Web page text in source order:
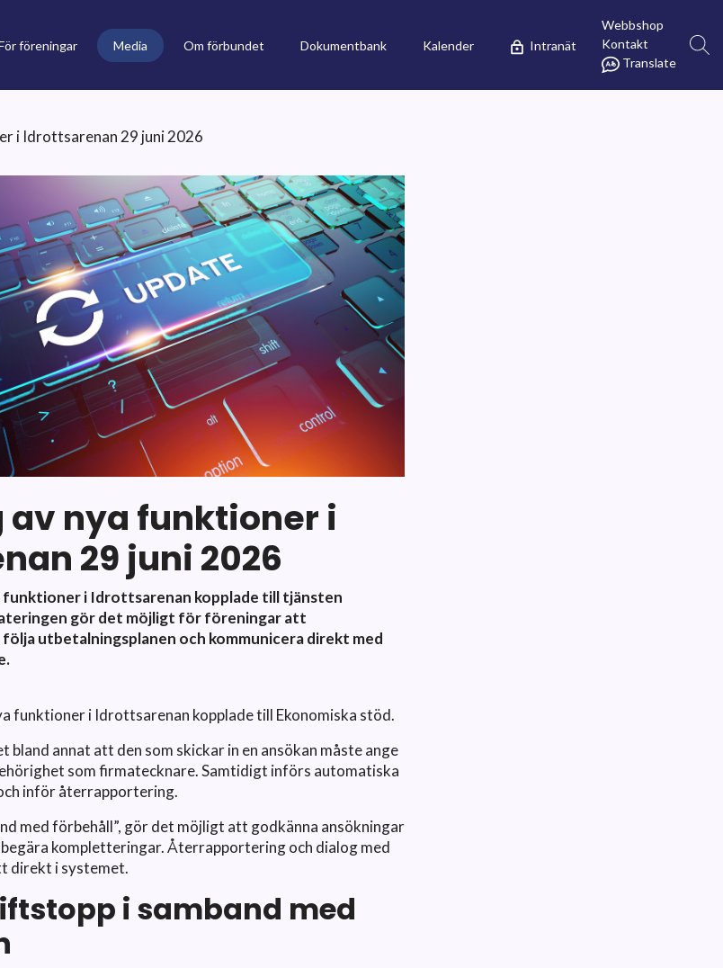
föreningar Media Om förbundet Dokumentbank Kalender Intranät
Webbshop
Kontakt
Translate
i Idrottsarenan 29 juni 2026
av nya funktioner i
29 juni 2026
funktioner i Idrottsarenan kopplade till tjänsten
gör det möjligt för föreningar att
utbetalningsplanen och kommunicera direkt med
funktioner i Idrottsarenan kopplade till Ekonomiska stöd.
bland annat att den som skickar in en ansökan måste ange
som firmatecknare. Samtidigt införs automatiska
inför återrapportering.
med förbehåll”, gör det möjligt att godkänna ansökningar
kompletteringar. Återrapportering och dialog med
direkt i systemet.
i samband med